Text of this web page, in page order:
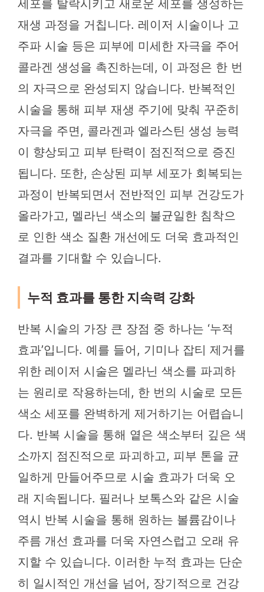
세포를 탈락시키고 새로운 세포를 생성하는
재생 과정을 거칩니다. 레이저 시술이나 고
주파 시술 등은 피부에 미세한 자극을 주어
콜라겐 생성을 촉진하는데, 이 과정은 한 번
의 자극으로 완성되지 않습니다. 반복적인
시술을 통해 피부 재생 주기에 맞춰 꾸준히
자극을 주면, 콜라겐과 엘라스틴 생성 능력
이 향상되고 피부 탄력이 점진적으로 증진
됩니다. 또한, 손상된 피부 세포가 회복되는
과정이 반복되면서 전반적인 피부 건강도가
올라가고, 멜라닌 색소의 불균일한 침착으
로 인한 색소 질환 개선에도 더욱 효과적인
결과를 기대할 수 있습니다.
누적 효과를 통한 지속력 강화
반복 시술의 가장 큰 장점 중 하나는 ‘누적
효과’입니다. 예를 들어, 기미나 잡티 제거를
위한 레이저 시술은 멜라닌 색소를 파괴하
는 원리로 작용하는데, 한 번의 시술로 모든
색소 세포를 완벽하게 제거하기는 어렵습니
다. 반복 시술을 통해 옅은 색소부터 깊은 색
소까지 점진적으로 파괴하고, 피부 톤을 균
일하게 만들어주므로 시술 효과가 더욱 오
래 지속됩니다. 필러나 보톡스와 같은 시술
역시 반복 시술을 통해 원하는 볼륨감이나
주름 개선 효과를 더욱 자연스럽고 오래 유
지할 수 있습니다. 이러한 누적 효과는 단순
히 일시적인 개선을 넘어, 장기적으로 건강